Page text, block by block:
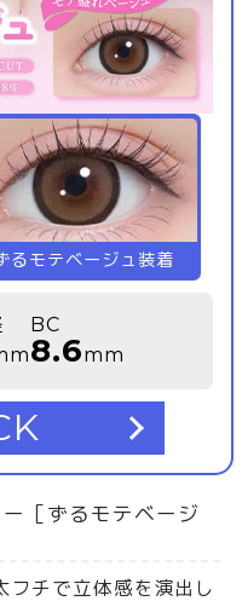
るモテベージュ装着
BC
8.6mm
［ずるモテベージ
フチで立体感を演出し